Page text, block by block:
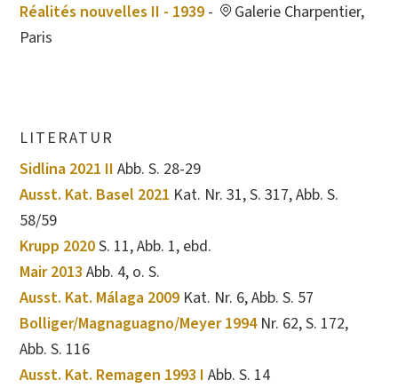
Réalités nouvelles II - 1939 -
Galerie Charpentier,
Paris
LITERATUR
Sidlina 2021 II Abb. S. 28-29
Ausst. Kat. Basel 2021 Kat. Nr. 31, S. 317, Abb. S.
58/59
Krupp 2020S. 11, Abb. 1, ebd.
Mair 2013 Abb. 4, o. S.
Ausst. Kat. Málaga 2009 Kat. Nr. 6, Abb. S. 57
Bolliger/Magnaguagno/Meyer 1994Nr. 62, S. 172,
Abb. S. 116
Ausst. Kat. Remagen 1993 I Abb. S. 14